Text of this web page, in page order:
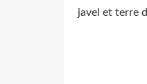
javel et terre